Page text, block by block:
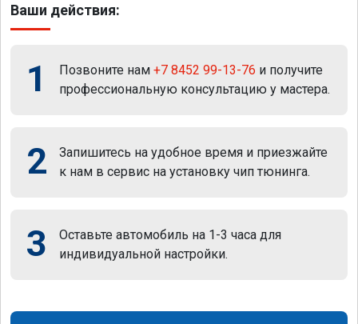
Ваши действия:
1 Позвоните нам +7 8452 99-13-76 и получите
профессиональную консультацию у мастера.
2
Запишитесь на удобное время и приезжайте
к нам в сервис на установку чип тюнинга.
3
Оставьте автомобиль на 1-3 часа для
индивидуальной настройки.